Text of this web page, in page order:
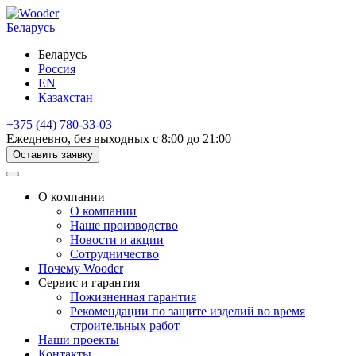
Беларусь
Беларусь
Россия
EN
Казахстан
+375 (44) 780-33-03
Ежедневно, без выходных с 8:00 до 21:00
Оставить заявку
О компании
О компании
Наше производство
Новости и акции
Сотрудничество
Почему Wooder
Сервис и гарантия
Пожизненная гарантия
Рекомендации по защите изделий во время
строительных работ
Наши проекты